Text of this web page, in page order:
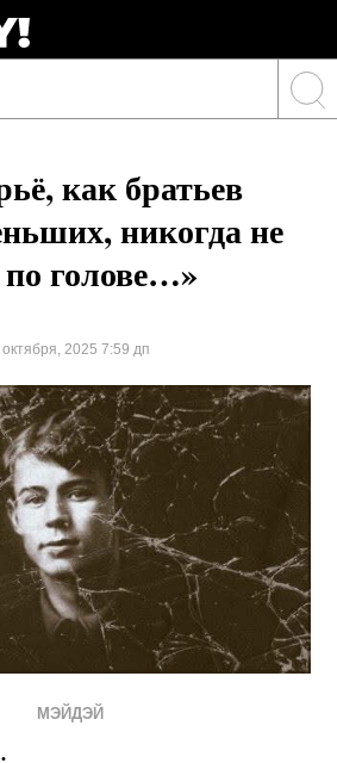
как братьев
никогда не
голове…»
2025 7:59 дп
МЭЙДЭЙ